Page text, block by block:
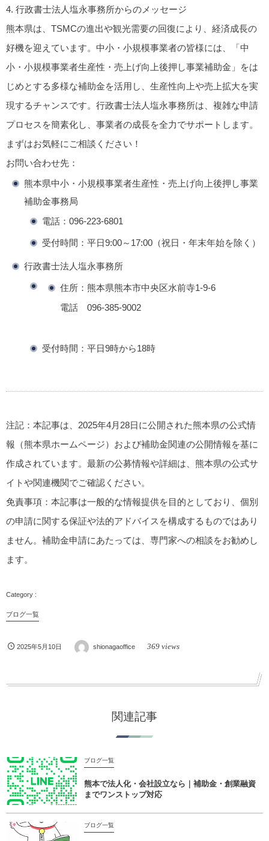
4. 行政書士法人塩永事務所からのメッセージ
熊本県は、TSMCの進出や観光需要の回復により、経済成長の
好機を迎えています。中小・小規模事業者の皆様には、「中
小・小規模事業者生産性・売上げ向上後押し事業補助金」をは
じめとする多様な補助金を活用し、生産性向上や売上拡大を実
現するチャンスです。行政書士法人塩永事務所は、複雑な申請
プロセスを簡素化し、事業者の成長を全力でサポートします。
まずはお気軽にご相談ください！
お問い合わせ先 ：
熊本県中小・小規模事業者生産性・売上げ向上後押し事業
補助金事務局
電話：096-223-6801
受付時間：平日9:00～17:00（祝日・年末年始を除く）
行政書士法人塩永事務所
住所：熊本県熊本市中央区水前寺1-9-6
電話 096-385-9002
受付時間：平日9時から18時
注記 ：本記事は、2025年4月28日に公開された熊本県の公式情
報（熊本県ホームページ）および補助金関連の公開情報を基に
作成されています。最新の公募情報や詳細は、熊本県の公式サ
イトや関連機関でご確認ください。
免責事項 ：本記事は一般的な情報提供を目的としており、個別
の申請に関する保証や法的アドバイスを構成するものではあり
ません。補助金申請にあたっては、専門家への相談をお勧めし
ます。
ブログ一覧
2025年5月10日 shionagaoffice 369 views
関連記事
ブログ一覧
熊本で法人化・会社設立なら｜補助金・創業融資
までワンストップ対応
ブログ一覧